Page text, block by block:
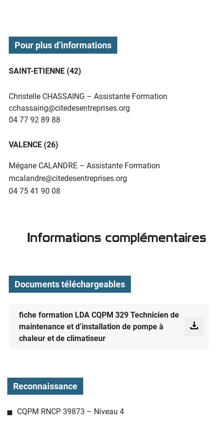
Pour plus d’informations
SAINT-ETIENNE (42)
Christelle CHASSAING – Assistante Formation
cchassaing@citedesentreprises.org
04 77 92 89 88
VALENCE (26)
Mégane CALANDRE – Assistante Formation
mcalandre@citedesentreprises.org
04 75 41 90 08
Informations complémentaires
Documents téléchargeables
fiche formation LDA CQPM 329 Technicien de
maintenance et d’installation de pompe à
chaleur et de climatiseur
Reconnaissance
CQPM RNCP 39873 – Niveau 4